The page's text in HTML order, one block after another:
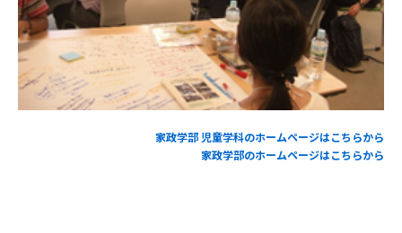
家政学部 児童学科のホームページはこちらから
家政学部のホームページはこちらから